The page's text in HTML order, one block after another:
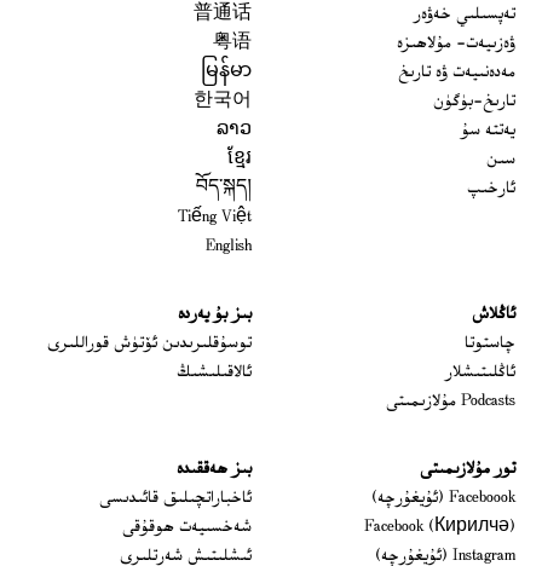
تەپسىلىي خەۋەر
ۋەزىيەت- مۇلاھىزە
مەدەنىيەت ۋە تارىخ
تارىخ-بۈگۈن
يەتتە سۇ
سىن
ئارخىپ
普通话
粤语
မြန်မာ
한국어
ລາວ
ខ្មែរ
བོད་སྐད།
Tiếng Việt
English
ئاڭلاش
چاستوتا
ئاڭلىتىشلار
Podcasts مۇلازىمىتى
بىز بۇ يەردە
توسۇقلىرىدىن ئۆتۈش قوراللىرى
ئالاقىلىشىڭ
تور مۇلازىمىتى
Faceboook (ئۇيغۇرچە)
Opens in new window
Facebook (Кирилчә)
Opens in new window
Instagram (ئۇيغۇرچە)
Opens in new window
بىز ھەققىدە
ئاخباراتچىلىق قائىدىسى
شەخسىيەت ھوقۇقى
ئىشلىتىش شەرتلىرى